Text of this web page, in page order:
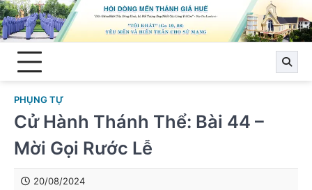
Skip
to
content
PHỤNG TỰ
Cử Hành Thánh Thể: Bài 44 –
Mời Gọi Rước Lễ
20/08/2024